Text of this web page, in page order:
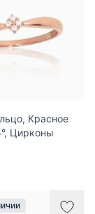
Красное
Цирконы